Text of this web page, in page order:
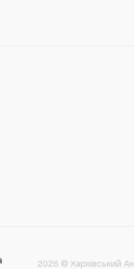
2026 © Харківський